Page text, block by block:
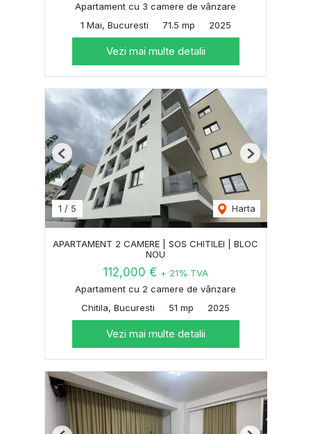
Apartament cu 3 camere de vânzare
1 Mai, Bucuresti
71.5 mp 2025
Vezi mai multe detalii
1 / 5 Harta
Previous Next
APARTAMENT 2 CAMERE | SOS CHITILEI | BLOC
NOU
112,000 € + 21% TVA
Apartament cu 2 camere de vânzare
Chitila, Bucuresti
51 mp 2025
Vezi mai multe detalii